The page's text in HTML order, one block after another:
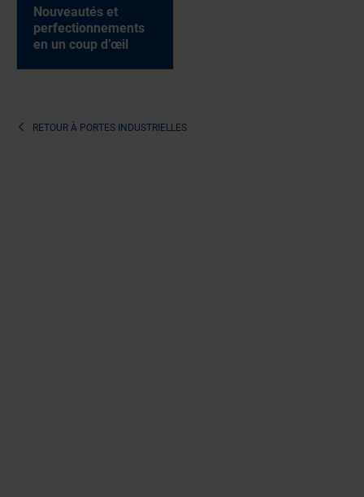
Nouveautés et
perfectionnements
en un coup d’œil
RETOUR À PORTES INDUSTRIELLES